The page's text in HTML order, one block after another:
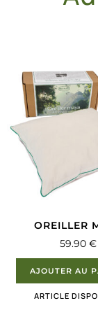
OREILLER
59.90 €
AJOUTER AU
ARTICLE